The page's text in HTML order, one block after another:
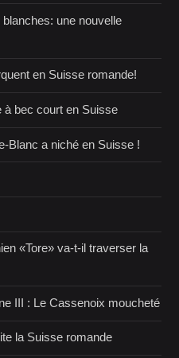
blanches: une nouvelle
en Suisse romande!
à bec court en Suisse
Blanc a niché en Suisse !
«Tore» va-t-il traverser la
III : Le Cassenoix moucheté
la Suisse romande